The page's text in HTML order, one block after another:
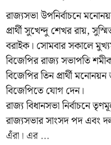
রাজ্যসভা উপনির্বাচনে
প্রার্থী সুখেন্দু শেখর রায়,
বরাইক। সোমবার সকালে
বিজেপির রাজ্য সভাপতি শমীক
বিজেপির তিন প্রার্থী
বিজেপিতে যোগ দেন।
রাজ্য বিধানসভা নির্বাচনে
রাজ্যসভার সাংসদ পদ এবং
এঁরা। এর ...